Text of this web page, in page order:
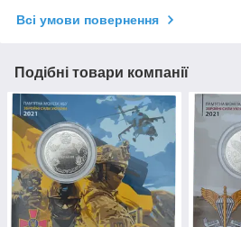
Всі умови повернення
Подібні товари компанії